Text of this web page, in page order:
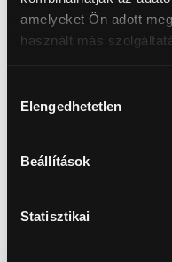
amelyeket Ön adott
használt más
kiválasztása
Elengedhetetlen
Beállítások
Statisztikai
pop-up boilies are ideal
used in waters rich in
◄◄ Webáruház főoldal
minket a Facebookon: